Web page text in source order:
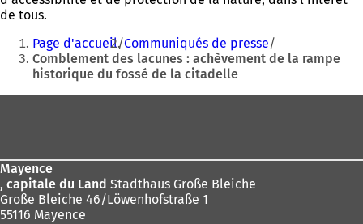
de tous.
Vous
êtes
:
Page d'accueil Communiqués de presse
Comblement des lacunes : achèvement de la rampe
historique du fossé de la citadelle
Mayence
, capitale du Land Stadthaus Große Bleiche
Große Bleiche 46/Löwenhofstraße 1
55116 Mayence